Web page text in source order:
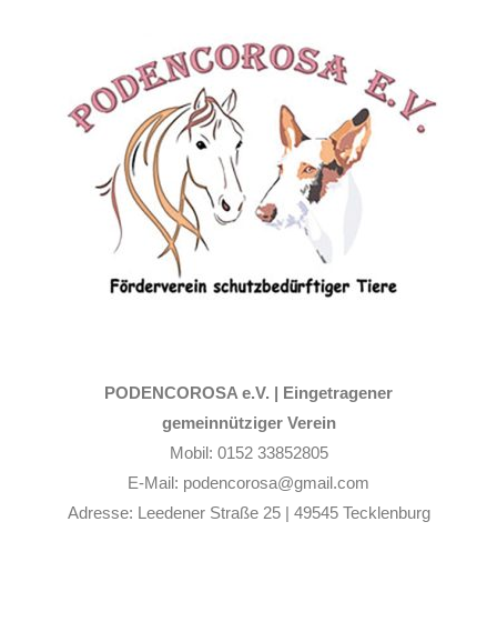
PODENCOROSA e.V. | Eingetragener
gemeinnütziger Verein
Mobil: 0152 33852805
E-Mail: podencorosa@gmail.com
Adresse: Leedener Straße 25 | 49545 Tecklenburg